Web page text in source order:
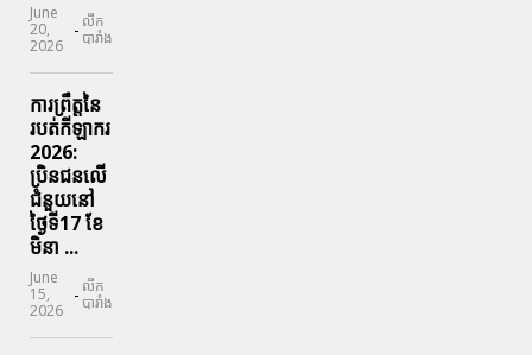
June
20,
2026
- លីក
បារាំង
ការព្រឹត្តនៃ
របត់កីឡាករ
2026:
ប្រិនជនលើ
ជំនួយនៅ
ថ្ងៃទី17 ខែ
មិនា ...
June
15,
2026
- លីក
បារាំង